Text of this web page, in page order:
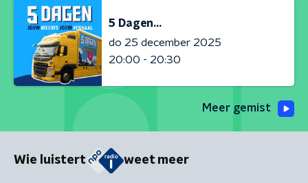
5 Dagen...
do 25 december 2025
20:00 - 20:30
Meer gemist
Wie luistert weet meer